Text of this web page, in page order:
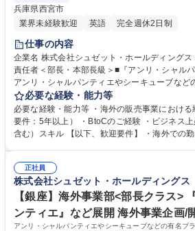
兵庫県西宮市
業界未経験歓迎
英語 完全週休2日制
仕事の内容
企業名 株式会社シュゼット・ホールディングス 求人名 【本社】海外事業
責任者＜部長・本部長級＞■『アンリ・シャルパンティ
アンリ・シャルパンティエやシーキューブなど
同社の海外事業部の責任者として、「日本の洋
押し上げる司令塔」的役割を担っていただきます。 【具体的には】
営 、事業状況の報告 ・新規出店等の交渉・対
進、事業改善など。 ※シンガポール、タイ、台
【本社】海外事業責任者＜部長・本部長級＞■
エ』等
必要な経験・能力等
必要な経験・能力等 ・海外の販売事業におけ
要件：5年以上） ・BtoCのご経験 ・ビジネス
含む）スキル 【以下、歓迎要件】 ・海外での勤務（赴任）経験 ・菓子・
正社員
株式会社シュゼット・ホールディングス
【銀座】海外事業部<部長クラス>
ンティエ』など展開 海外事業企画/
アンリ・シャルパンティエやシーキューブなどの有名ブ